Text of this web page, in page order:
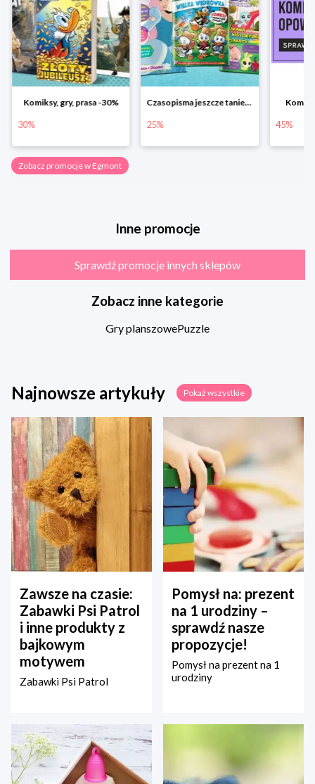
Komiksy, gry, prasa -30%
30%
Czasopisma jeszcze taniej! Rabat do -25%
25% 45%
Zobacz promocje w Egmont
Inne promocje
Sprawdź promocje innych sklepów
Zobacz inne kategorie
Gry planszowePuzzle
Najnowsze artykuły Pokaż wszystkie
Zawsze na czasie:
Zabawki Psi Patrol
i inne produkty z
bajkowym
motywem
Zabawki Psi Patrol
Pomysł na: prezent
na 1 urodziny –
sprawdź nasze
propozycje!
Pomysł na prezent na 1
urodziny